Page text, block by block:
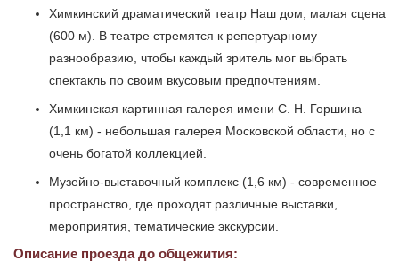
Химкинский драматический театр Наш дом, малая сцена
(600 м). В театре стремятся к репертуарному
разнообразию, чтобы каждый зритель мог выбрать
спектакль по своим вкусовым предпочтениям.
Химкинская картинная галерея имени С. Н. Горшина
(1,1 км) - небольшая галерея Московской области, но с
очень богатой коллекцией.
Музейно-выставочный комплекс (1,6 км) - современное
пространство, где проходят различные выставки,
мероприятия, тематические экскурсии.
Описание проезда до общежития: